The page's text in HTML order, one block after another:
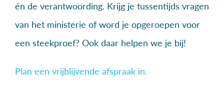
én de verantwoording. Krijg je tussentijds vragen
van het ministerie of word je opgeroepen voor
een steekproef? Ook daar helpen we je bij!
Plan een vrijblijvende afspraak in.